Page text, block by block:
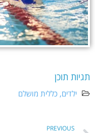
תגיות תוכן
ילדים, כללית מושלם
PREVIOUS